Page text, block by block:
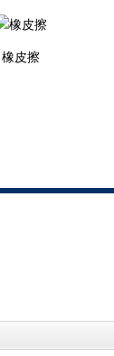
橡皮擦